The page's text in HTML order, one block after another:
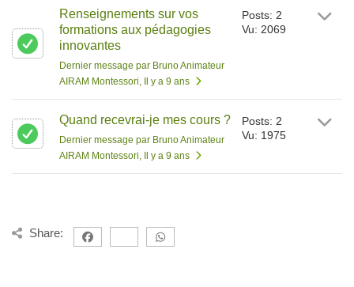
Renseignements sur vos
formations aux pédagogies
innovantes
Dernier message par Bruno Animateur
AIRAM Montessori, Il y a 9 ans
Posts: 2
Vu: 2069
Quand recevrai-je mes cours ?
Dernier message par Bruno Animateur
AIRAM Montessori, Il y a 9 ans
Posts: 2
Vu: 1975
Share: